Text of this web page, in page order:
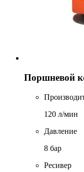
Поршневой
120 л/мин
Давление
8 бар
Ресивер